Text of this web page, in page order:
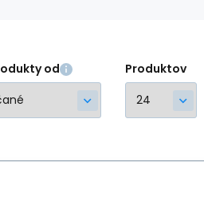
od Produktov